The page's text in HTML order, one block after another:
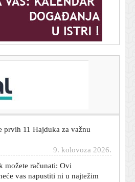
Ronalda i Georgine, a
vas napustiti ni u najtežim